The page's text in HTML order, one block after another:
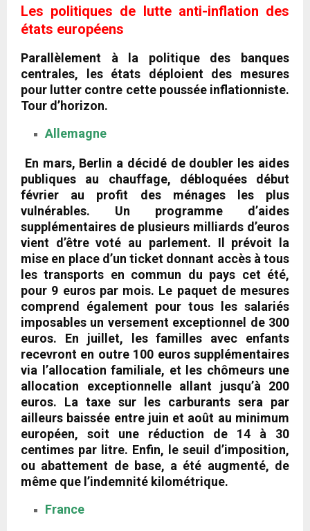
Les politiques de lutte anti-inflation des
états européens
Parallèlement à la politique des banques
centrales, les états déploient des mesures
pour lutter contre cette poussée inflationniste.
Tour d’horizon.
Allemagne
En mars, Berlin a décidé de doubler les aides
publiques au chauffage, débloquées début
février au profit des ménages les plus
vulnérables. Un programme d’aides
supplémentaires de plusieurs milliards d’euros
vient d’être voté au parlement. Il prévoit la
mise en place d’un ticket donnant accès à tous
les transports en commun du pays cet été,
pour 9 euros par mois. Le paquet de mesures
comprend également pour tous les salariés
imposables un versement exceptionnel de 300
euros. En juillet, les familles avec enfants
recevront en outre 100 euros supplémentaires
via l’allocation familiale, et les chômeurs une
allocation exceptionnelle allant jusqu’à 200
euros. La taxe sur les carburants sera par
ailleurs baissée entre juin et août au minimum
européen, soit une réduction de 14 à 30
centimes par litre. Enfin, le seuil d’imposition,
ou abattement de base, a été augmenté, de
même que l’indemnité kilométrique.
France